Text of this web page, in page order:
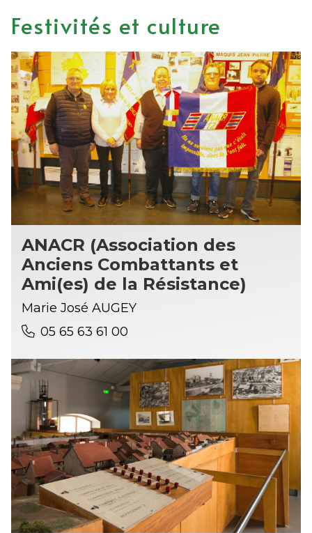
Festivités et culture
ANACR (Association des
Anciens Combattants et
Ami(es) de la Résistance)
Marie José AUGEY
05 65 63 61 00